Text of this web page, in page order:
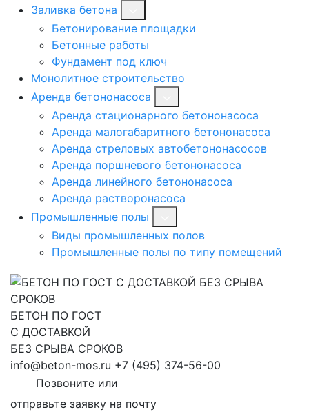
Заливка бетона
Бетонирование площадки
Бетонные работы
Фундамент под ключ
Монолитное строительство
Аренда бетононасоса
Аренда стационарного бетононасоса
Аренда малогабаритного бетононасоса
Аренда стреловых автобетононасосов
Аренда поршневого бетононасоса
Аренда линейного бетононасоса
Аренда растворонасоса
Промышленные полы
Виды промышленных полов
Промышленные полы по типу помещений
БЕТОН ПО ГОСТ
С ДОСТАВКОЙ
БЕЗ СРЫВА СРОКОВ
info@beton-mos.ru +7 (495) 374-56-00
Позвоните или
отправьте заявку на почту